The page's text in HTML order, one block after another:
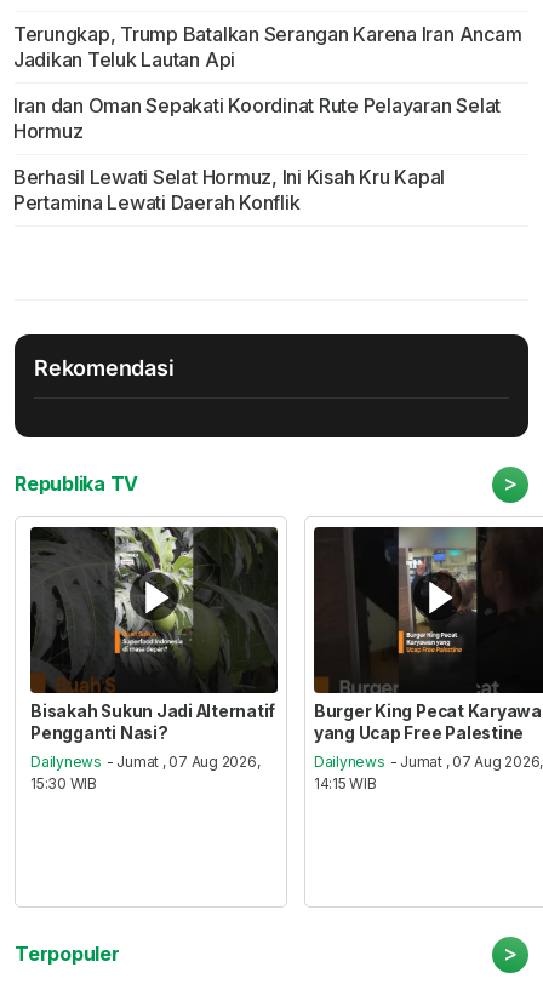
Terungkap, Trump Batalkan Serangan Karena Iran Ancam
Jadikan Teluk Lautan Api
Iran dan Oman Sepakati Koordinat Rute Pelayaran Selat
Hormuz
Berhasil Lewati Selat Hormuz, Ini Kisah Kru Kapal
Pertamina Lewati Daerah Konflik
Rekomendasi
Republika TV >
Bisakah Sukun Jadi Alternatif
Pengganti Nasi?
Dailynews - Jumat , 07 Aug 2026,
15:30 WIB
Burger King Pecat
yang Ucap Free Palestine
Dailynews - Jumat , 07 Aug 2026,
14:15 WIB
Terpopuler >